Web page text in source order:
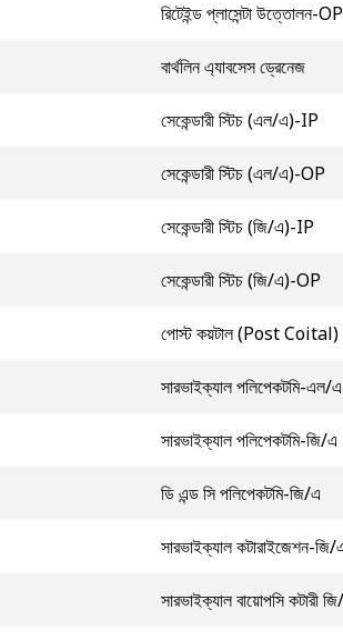
রিটেইন্ড প্লাসেন্টা উত্তোলন-OP
বার্থলিন এ্যাবসেস ড্রেনেজ
সেকেন্ডারী স্টিচ (এল/এ)-IP
সেকেন্ডারী স্টিচ (এল/এ)-OP
সেকেন্ডারী স্টিচ (জি/এ)-IP
সেকেন্ডারী স্টিচ (জি/এ)-OP
পোস্ট কয়টাল (Post Coital)
সারভাইক্যাল পলিপেকটমি-এল/এ
সারভাইক্যাল পলিপেকটমি-জি/এ
ডি এন্ড সি পলিপেকটমি-জি/এ
সারভাইক্যাল কটারাইজেশন-জি/
সারভাইক্যাল বায়োপসি কটারী